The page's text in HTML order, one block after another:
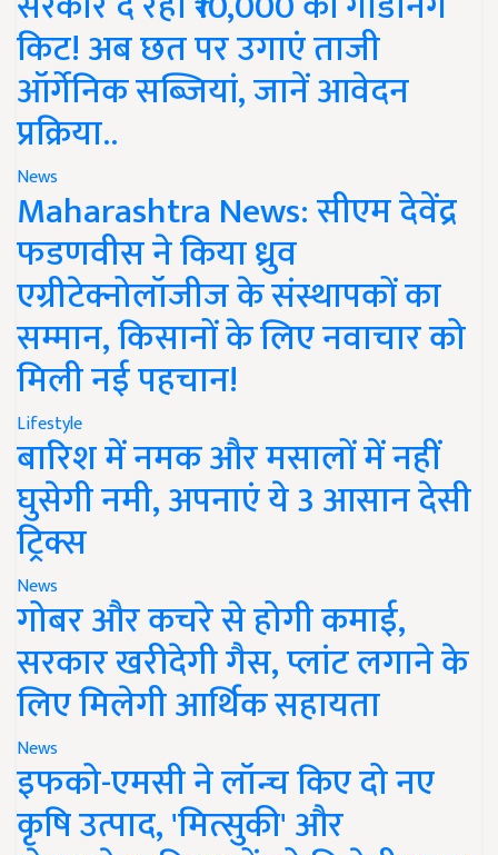
किट! अब छत पर उगाएं ताजी
ऑर्गेनिक सब्जियां, जानें आवेदन
प्रक्रिया..
News
Maharashtra News: सीएम देवेंद्र
फडणवीस ने किया ध्रुव
एग्रीटेक्नोलॉजीज के संस्थापकों का
सम्मान, किसानों के लिए नवाचार को
मिली नई पहचान!
Lifestyle
बारिश में नमक और मसालों में नहीं
घुसेगी नमी, अपनाएं ये 3 आसान देसी
ट्रिक्स
News
गोबर और कचरे से होगी कमाई,
सरकार खरीदेगी गैस, प्लांट लगाने के
लिए मिलेगी आर्थिक सहायता
News
इफको-एमसी ने लॉन्च किए दो नए
कृषि उत्पाद, 'मित्सुकी' और